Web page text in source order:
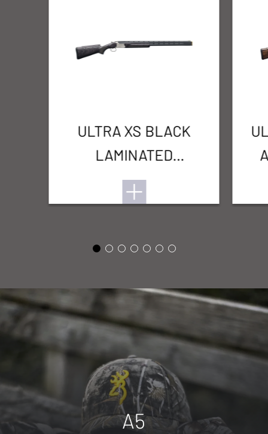
ULTRA XS BLACK
LAMINATED
ADJUSTABLE TRAP
FOREARM 12M
A5